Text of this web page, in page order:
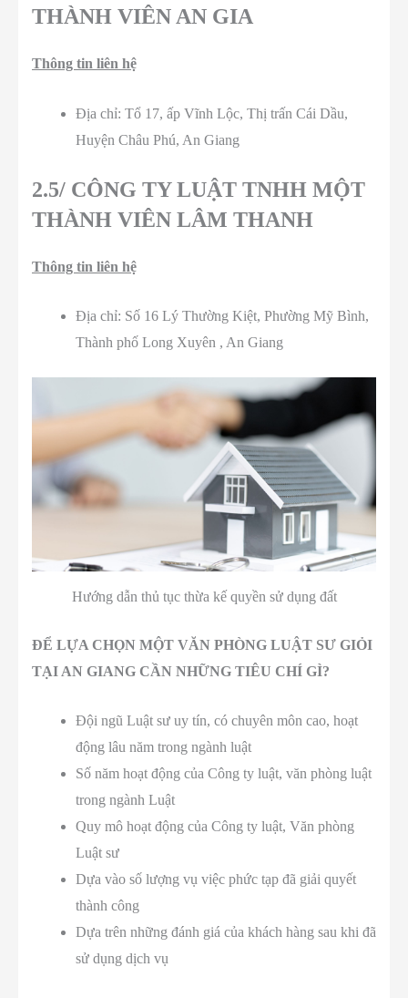
THÀNH VIÊN AN GIA
Thông tin liên hệ
Địa chỉ: Tổ 17, ấp Vĩnh Lộc, Thị trấn Cái Dầu,
Huyện Châu Phú, An Giang
2.5/ CÔNG TY LUẬT TNHH MỘT
THÀNH VIÊN LÂM THANH
Thông tin liên hệ
Địa chỉ: Số 16 Lý Thường Kiệt, Phường Mỹ Bình,
Thành phố Long Xuyên , An Giang
Hướng dẫn thủ tục thừa kế quyền sử dụng đất
ĐỂ LỰA CHỌN MỘT VĂN PHÒNG LUẬT SƯ GIỎI
TẠI AN GIANG CẦN NHỮNG TIÊU CHÍ GÌ?
Đội ngũ Luật sư uy tín, có chuyên môn cao, hoạt
động lâu năm trong ngành luật
Số năm hoạt động của Công ty luật, văn phòng luật
trong ngành Luật
Quy mô hoạt động của Công ty luật, Văn phòng
Luật sư
Dựa vào số lượng vụ việc phức tạp đã giải quyết
thành công
Dựa trên những đánh giá của khách hàng sau khi đã
sử dụng dịch vụ